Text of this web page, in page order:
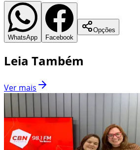
WhatsApp Facebook
Opções
Leia Também
Ver mais